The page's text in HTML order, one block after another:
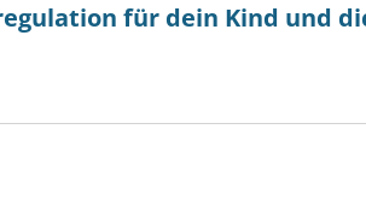
für dein Kind und dich
für dein Kind und